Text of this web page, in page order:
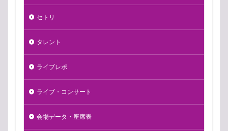
セトリ
タレント
ライブレポ
ライブ・コンサート
会場データ・座席表